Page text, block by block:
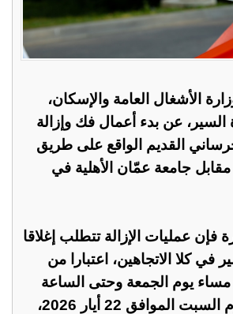
الأشغال العامة والإسكان،
السير، عن بدء أعمال فك وإزالة
القديم الواقع على طريق
جامعة عمّان الأهلية في
فإن عمليات الإزالة تتطلب إغلاقا
في كلا الاتجاهين، اعتبارا من
مساء يوم الجمعة وحتى الساعة
السابعة صباح يوم السبت الموافق 22 أيار 2026،